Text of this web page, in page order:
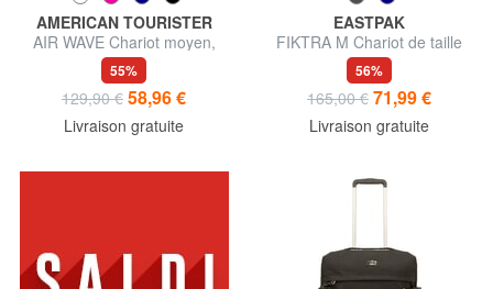
AMERICAN TOURISTER
AIR WAVE Chariot moyen,
extensible
55%
129,90 € 58,96 €
Livraison gratuite
EASTPAK
FIKTRA M Chariot de taille
moyenne
56%
165,00 € 71,99 €
Livraison gratuite